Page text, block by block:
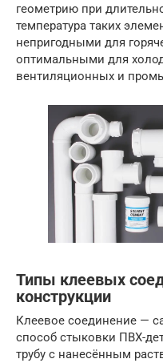
геометрию при
температура таких
непригодными для
оптимальными для
вентиляционных и
Типы клеевых
конструкции
Клеевое соединение —
способ стыковки ПВХ-
трубу с нанесённым